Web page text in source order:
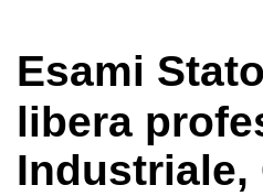
Esami
libera
Industriale,